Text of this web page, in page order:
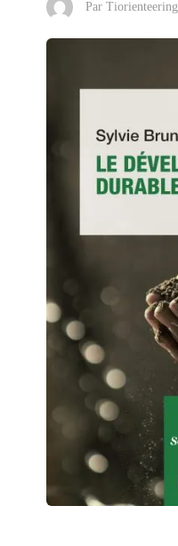
Par Tiorienteering